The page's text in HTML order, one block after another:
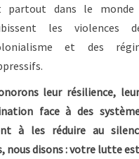
partout dans le monde
les violences
et des
leur résilience,
face à des
à les réduire au
nous disons : votre lutte